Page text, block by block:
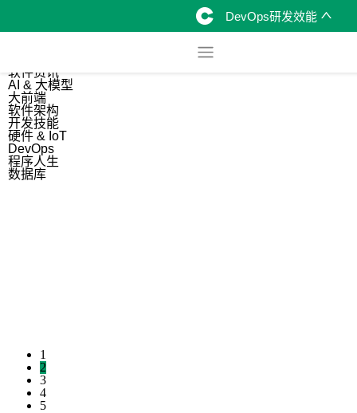
DevOps研发效能
软件资讯
AI & 大模型
大前端
软件架构
开发技能
硬件 & IoT
DevOps
程序人生
数据库
1
2
3
4
5